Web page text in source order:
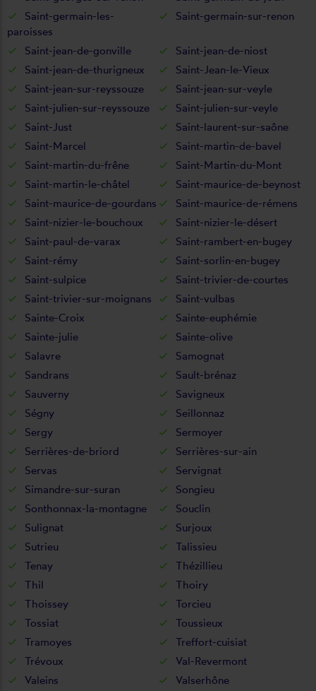
Saint-germain-les-
paroisses
Saint-germain-sur-renon
Saint-jean-de-gonville
Saint-jean-de-niost
Saint-jean-de-thurigneux
Saint-Jean-le-Vieux
Saint-jean-sur-reyssouze
Saint-jean-sur-veyle
Saint-julien-sur-reyssouze
Saint-julien-sur-veyle
Saint-Just
Saint-laurent-sur-saône
Saint-Marcel
Saint-martin-de-bavel
Saint-martin-du-frêne
Saint-Martin-du-Mont
Saint-martin-le-châtel
Saint-maurice-de-beynost
Saint-maurice-de-gourdans
Saint-maurice-de-rémens
Saint-nizier-le-bouchoux
Saint-nizier-le-désert
Saint-paul-de-varax
Saint-rambert-en-bugey
Saint-rémy
Saint-sorlin-en-bugey
Saint-sulpice
Saint-trivier-de-courtes
Saint-trivier-sur-moignans
Saint-vulbas
Sainte-Croix
Sainte-euphémie
Sainte-julie
Sainte-olive
Salavre
Samognat
Sandrans
Sault-brénaz
Sauverny
Savigneux
Ségny
Seillonnaz
Sergy
Sermoyer
Serrières-de-briord
Serrières-sur-ain
Servas
Servignat
Simandre-sur-suran
Songieu
Sonthonnax-la-montagne
Souclin
Sulignat
Surjoux
Sutrieu
Talissieu
Tenay
Thézillieu
Thil
Thoiry
Thoissey
Torcieu
Tossiat
Toussieux
Tramoyes
Treffort-cuisiat
Trévoux
Val-Revermont
Valeins
Valserhône